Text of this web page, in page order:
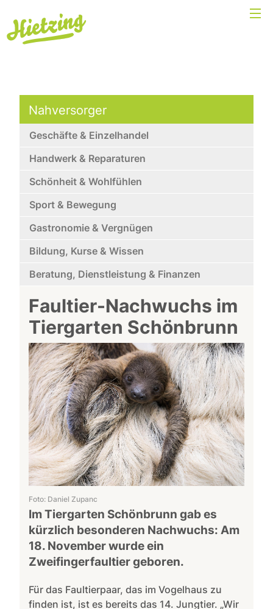
Nahversorger
Geschäfte & Einzelhandel
Handwerk & Reparaturen
Schönheit & Wohlfühlen
Sport & Bewegung
Gastronomie & Vergnügen
Bildung, Kurse & Wissen
Beratung, Dienstleistung & Finanzen
Faultier-Nachwuchs im
Tiergarten Schönbrunn
Foto: Daniel Zupanc
Im Tiergarten Schönbrunn gab es
kürzlich besonderen Nachwuchs: Am
18. November wurde ein
Zweifingerfaultier geboren.
Für das Faultierpaar, das im Vogelhaus zu
finden ist, ist es bereits das 14. Jungtier. „Wir